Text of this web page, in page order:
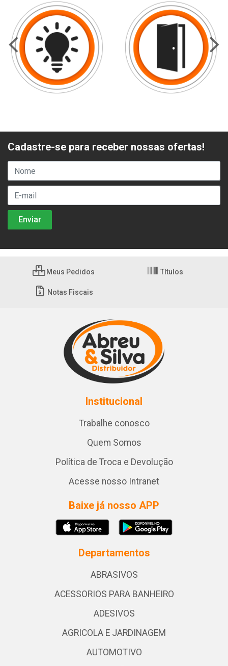
Cadastre-se para receber nossas ofertas!
Meus Pedidos Títulos
Notas Fiscais
Institucional
Trabalhe conosco
Quem Somos
Política de Troca e Devolução
Acesse nosso Intranet
Baixe já nosso APP
Departamentos
ABRASIVOS
ACESSORIOS PARA BANHEIRO
ADESIVOS
AGRICOLA E JARDINAGEM
AUTOMOTIVO